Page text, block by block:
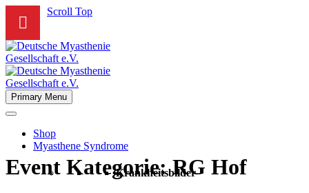
Scroll Top
Primary Menu
Shop
Myasthene Syndrome
Krankheitsbilder
Event Kategorie:RG Hof